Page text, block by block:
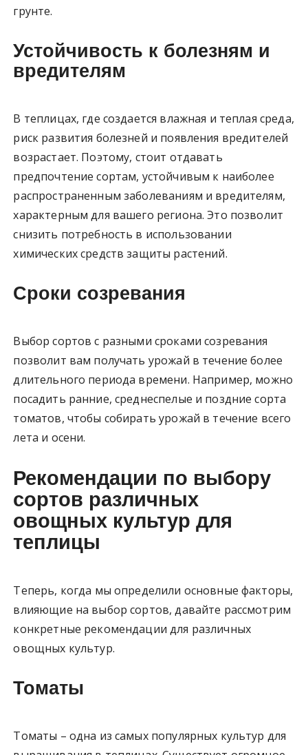
грунте.
Устойчивость к болезням и
вредителям
В теплицах, где создается влажная и теплая среда,
риск развития болезней и появления вредителей
возрастает. Поэтому, стоит отдавать
предпочтение сортам, устойчивым к наиболее
распространенным заболеваниям и вредителям,
характерным для вашего региона. Это позволит
снизить потребность в использовании
химических средств защиты растений.
Сроки созревания
Выбор сортов с разными сроками созревания
позволит вам получать урожай в течение более
длительного периода времени. Например, можно
посадить ранние, среднеспелые и поздние сорта
томатов, чтобы собирать урожай в течение всего
лета и осени.
Рекомендации по выбору
сортов различных
овощных культур для
теплицы
Теперь, когда мы определили основные факторы,
влияющие на выбор сортов, давайте рассмотрим
конкретные рекомендации для различных
овощных культур.
Томаты
Томаты – одна из самых популярных культур для